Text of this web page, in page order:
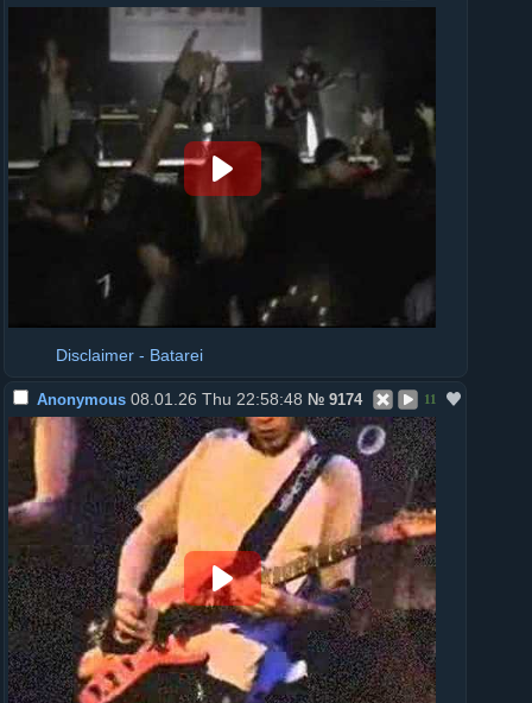
Disclaimer - Batarei
Anonymous 08.01.26 Thu 22:58:48 № 9174 11